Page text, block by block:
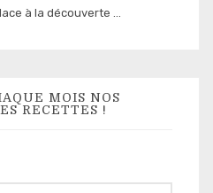
à la découverte ...
MOIS NOS
RECETTES !